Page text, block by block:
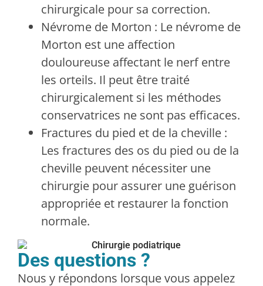
chirurgicale pour sa correction.
Névrome de Morton : Le névrome de
Morton est une affection
douloureuse affectant le nerf entre
les orteils. Il peut être traité
chirurgicalement si les méthodes
conservatrices ne sont pas efficaces.
Fractures du pied et de la cheville :
Les fractures des os du pied ou de la
cheville peuvent nécessiter une
chirurgie pour assurer une guérison
appropriée et restaurer la fonction
normale.
Des questions ?
Nous y répondons lorsque vous appelez